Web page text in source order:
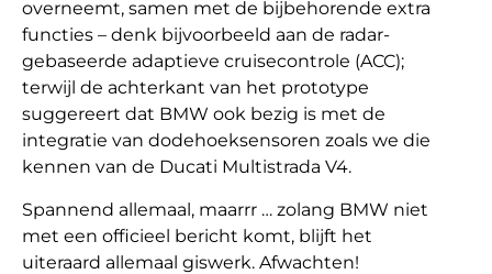
overneemt, samen met de bijbehorende extra
functies – denk bijvoorbeeld aan de radar-
gebaseerde adaptieve cruisecontrole (ACC);
terwijl de achterkant van het prototype
suggereert dat BMW ook bezig is met de
integratie van dodehoeksensoren zoals we die
kennen van de Ducati Multistrada V4.
Spannend allemaal, maarrr … zolang BMW niet
met een officieel bericht komt, blijft het
uiteraard allemaal giswerk. Afwachten!